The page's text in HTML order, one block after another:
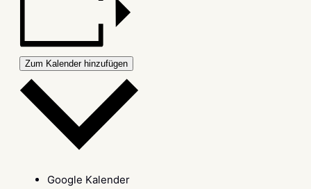
Zum Kalender hinzufügen
Google Kalender